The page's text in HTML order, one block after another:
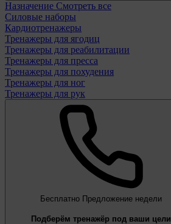
Назначение Смотреть все
Силовые наборы
Кардиотренажеры
Тренажеры для ягодиц
Тренажеры для реабилитации
Тренажеры для пресса
Тренажеры для похудения
Тренажеры для ног
Тренажеры для рук
Бесплатно Предложение недели
Подберём тренажёр под ваши цели